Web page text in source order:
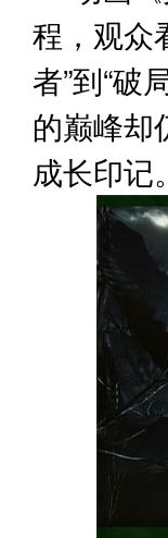
程，观众
者”到“破
的巅峰却
成长印记。